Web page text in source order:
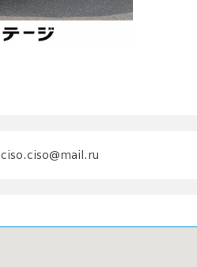
ciso.ciso@mail.ru